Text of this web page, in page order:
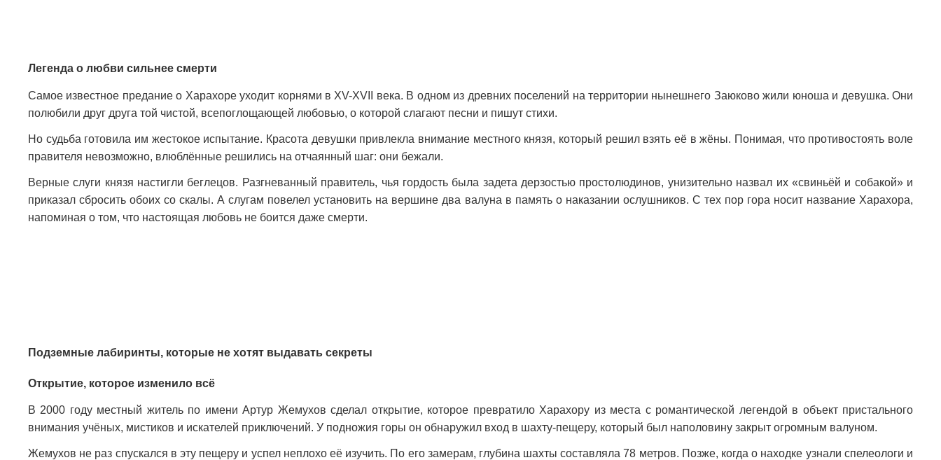
Легенда о любви сильнее смерти
Самое известное предание о Харахоре уходит корнями в XV-XVII века. В одном из древних поселений на территории нынешнего Заюково жили юноша и девушка. Они
полюбили друг друга той чистой, всепоглощающей любовью, о которой слагают песни и пишут стихи.
Но судьба готовила им жестокое испытание. Красота девушки привлекла внимание местного князя, который решил взять её в жёны. Понимая, что противостоять воле
правителя невозможно, влюблённые решились на отчаянный шаг: они бежали.
Верные слуги князя настигли беглецов. Разгневанный правитель, чья гордость была задета дерзостью простолюдинов, унизительно назвал их «свиньёй и собакой» и
приказал сбросить обоих со скалы. А слугам повелел установить на вершине два валуна в память о наказании ослушников. С тех пор гора носит название Харахора,
напоминая о том, что настоящая любовь не боится даже смерти.
Подземные лабиринты, которые не хотят выдавать секреты
Открытие, которое изменило всё
В 2000 году местный житель по имени Артур Жемухов сделал открытие, которое превратило Харахору из места с романтической легендой в объект пристального
внимания учёных, мистиков и искателей приключений. У подножия горы он обнаружил вход в шахту-пещеру, который был наполовину закрыт огромным валуном.
Жемухов не раз спускался в эту пещеру и успел неплохо её изучить. По его замерам, глубина шахты составляла 78 метров. Позже, когда о находке узнали спелеологи и